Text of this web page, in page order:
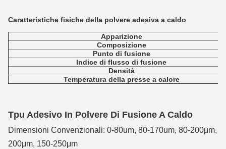
Caratteristiche fisiche della polvere adesiva a caldo
Apparizione
Composizione
Punto di fusione
Indice di flusso di fusione
Densità
Temperatura della presse a calore
Tpu Adesivo In Polvere Di Fusione A Caldo
Dimensioni Convenzionali: 0-80um, 80-170um, 80-200μm,
200μm, 150-250μm